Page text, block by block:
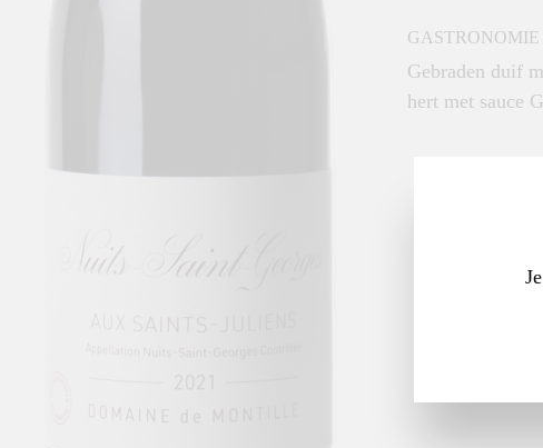
GASTRONOMIE
Gebraden duif
hert met sauce